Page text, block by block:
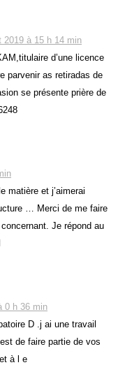
2019 à 15 h 14 min
d’une licence
parvenir as retiradas de
se présente prière de
matière et j’aimerai
… Merci de me faire
Je répond au
0 h 36 min
D .j ai une travail
de faire partie de vos
à l e